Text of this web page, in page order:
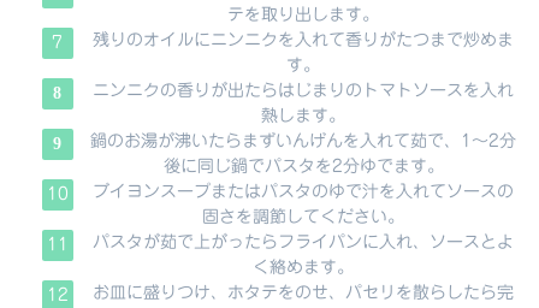
テを取り出します。
残りのオイルにニンニクを入れて香りがたつまで炒めま
す。
ニンニクの香りが出たらはじまりのトマトソースを入れ
熱します。
鍋のお湯が沸いたらまずいんげんを入れて茹で、1～2分
後に同じ鍋でパスタを2分ゆでます。
ブイヨンスープまたはパスタのゆで汁を入れてソースの
固さを調節してください。
パスタが茹で上がったらフライパンに入れ、ソースとよ
く絡めます。
お皿に盛りつけ、ホタテをのせ、パセリを散らしたら完